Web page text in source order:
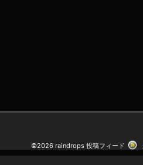
©2026 raindrops 投稿フィード